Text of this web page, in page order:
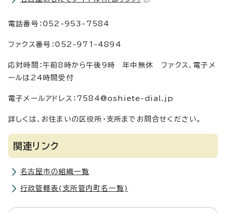
電話番号：052-953-7584
ファクス番号：052-971-4894
応対時間：午前8時から午後9時 年中無休 ファクス、電子メ
ールは24時間受付
電子メールアドレス：7584@oshiete-dial.jp
詳しくは、お住まいの区役所・支所までお問合せください。
関連リンク
名古屋市の組織一覧
行政管轄表(支所管内町名一覧)